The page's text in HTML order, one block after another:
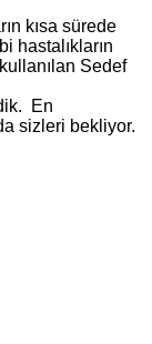
kısa sürede
hastalıkların
Sedef
En
sizleri bekliyor.